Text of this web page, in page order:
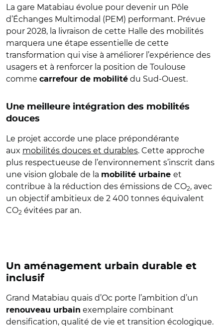
La gare Matabiau évolue pour devenir un Pôle
d’Échanges Multimodal (PEM) performant. Prévue
pour 2028, la livraison de cette Halle des mobilités
marquera une étape essentielle de cette
transformation qui vise à améliorer l’expérience des
usagers et à renforcer la position de Toulouse
comme carrefour de mobilité du Sud-Ouest.
Une meilleure intégration des mobilités
douces
Le projet accorde une place prépondérante
aux mobilités douces et durables. Cette approche
plus respectueuse de l’environnement s’inscrit dans
une vision globale de la mobilité urbaine et
contribue à la réduction des émissions de CO2, avec
un objectif ambitieux de 2 400 tonnes équivalent
CO2 évitées par an.
Un aménagement urbain durable et
inclusif
Grand Matabiau quais d’Oc porte l’ambition d’un
renouveau urbain exemplaire combinant
densification, qualité de vie et transition écologique.